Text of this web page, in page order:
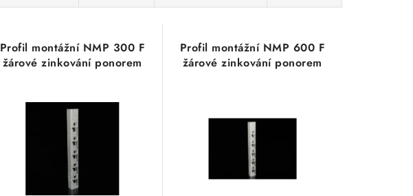
Profil montážní NMP 300 F
žárové zinkování ponorem
Profil montážní NMP 600 F
žárové zinkování ponorem